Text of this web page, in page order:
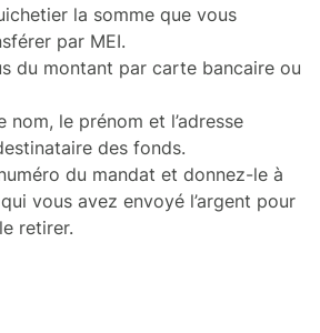
la somme que vous
par MEI.
du montant par carte bancaire ou
nom, le prénom et l’adresse
des fonds.
du mandat et donnez-le à
vous avez envoyé l’argent pour
retirer.